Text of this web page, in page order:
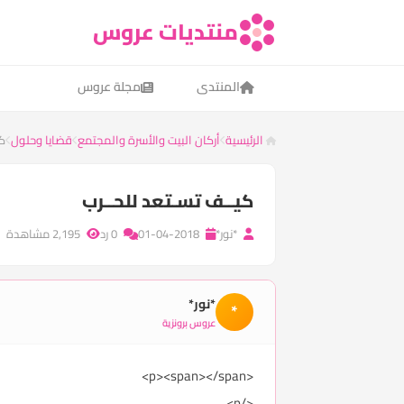
منتديات عروس
المنتدى مجلة عروس
الرئيسية أركان البيت والأسرة والمجتمع قضايا وحلول
كيــف تسـتعد للحــرب
*نور*
* *نور*
عروس برونزية
<p><span></span>